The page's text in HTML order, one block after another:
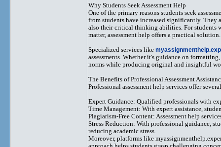
Why Students Seek Assessment Help
One of the primary reasons students seek
from students have increased significantly.
also their critical thinking abilities. For students
matter, assessment help offers a practical solution.
Specialized services like
assessments. Whether it's guidance on
norms while producing original and insightful
The Benefits of Professional Assessment
Professional assessment help services offer
Expert Guidance: Qualified professionals with
Time Management: With expert assistance,
Plagiarism-Free Content: Assessment help
Stress Reduction: With professional guidance,
reducing academic stress.
Moreover, platforms like